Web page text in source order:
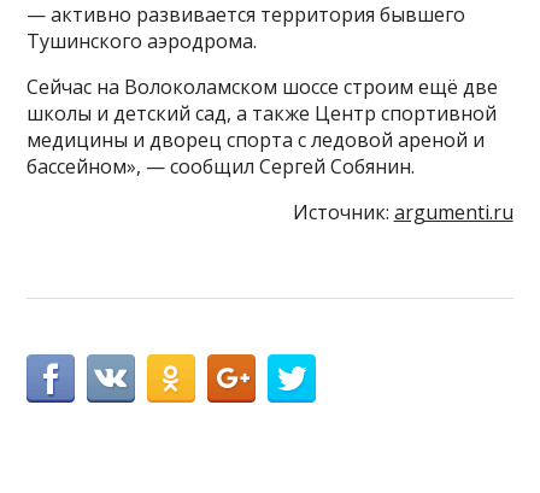
— активно развивается территория бывшего
Тушинского аэродрома.
Сейчас на Волоколамском шоссе строим ещё две
школы и детский сад, а также Центр спортивной
медицины и дворец спорта с ледовой ареной и
бассейном», — сообщил Сергей Собянин.
Источник: argumenti.ru